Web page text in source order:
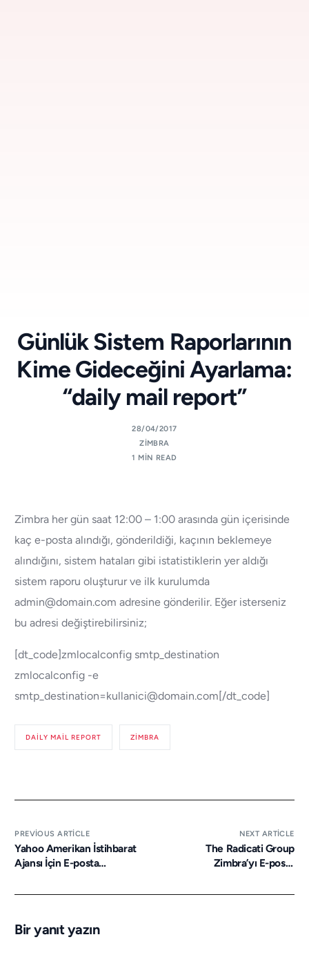
Günlük Sistem Raporlarının
Kime Gideceğini Ayarlama:
“daily mail report”
28/04/2017
ZIMBRA
1 MIN READ
Zimbra her gün saat 12:00 – 1:00 arasında gün içerisinde
kaç e-posta alındığı, gönderildiği, kaçının beklemeye
alındığını, sistem hataları gibi istatistiklerin yer aldığı
sistem raporu oluşturur ve ilk kurulumda
admin@domain.com adresine gönderilir. Eğer isterseniz
bu adresi değiştirebilirsiniz;
[dt_code]zmlocalconfig smtp_destination
zmlocalconfig -e
smtp_destination=kullanici@domain.com[/dt_code]
DAILY MAIL REPORT ZIMBRA
PREVIOUS ARTICLE
Yahoo Amerikan İstihbarat
Ajansı İçin E-posta
Bir Yazılım Geliştirdi
NEXT ARTICLE
The Radicati Group
Zimbra’yı E-posta
Bir yanıt yazın